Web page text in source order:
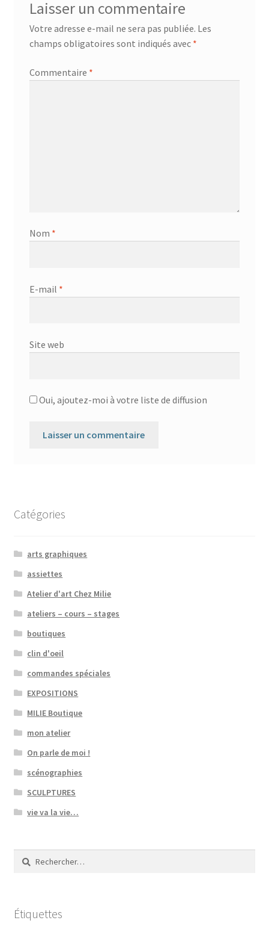
Laisser un commentaire
Votre adresse e-mail ne sera pas publiée. Les
champs obligatoires sont indiqués avec *
Commentaire *
Nom *
E-mail *
Site web
Oui, ajoutez-moi à votre liste de diffusion
Catégories
arts graphiques
assiettes
Atelier d'art Chez Milie
ateliers – cours – stages
boutiques
clin d'oeil
commandes spéciales
EXPOSITIONS
MILIE Boutique
mon atelier
On parle de moi !
scénographies
SCULPTURES
vie va la vie…
Rechercher :
Étiquettes